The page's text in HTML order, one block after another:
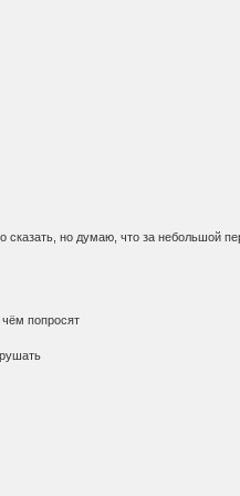
но думаю, что за небольшой
попросят